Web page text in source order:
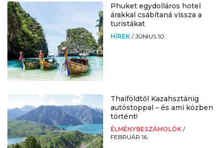
Phuket egydolláros hotel
árakkal csábítaná vissza a
turistákat
HÍREK /JÚNIUS 10.
Thaiföldtől Kazahsztánig
autóstoppal – és ami közben
történt!
ÉLMÉNYBESZÁMOLÓK /
FEBRUÁR 16.